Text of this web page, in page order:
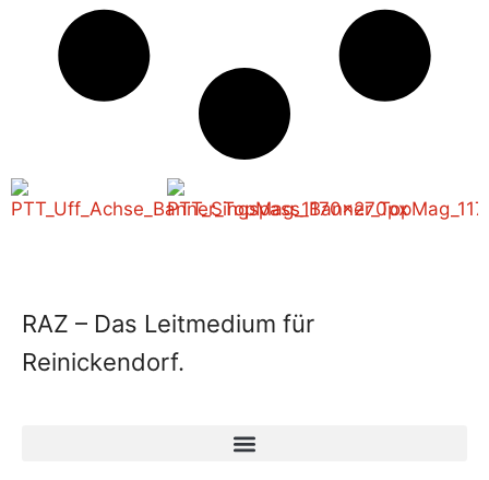
RAZ – Das Leitmedium für
Reinickendorf.